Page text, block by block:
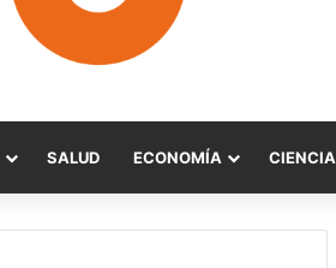
SALUD ECONOMÍA CIENCIA